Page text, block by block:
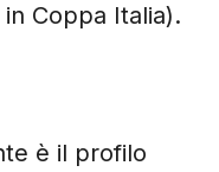
Coppa Italia).
è il profilo